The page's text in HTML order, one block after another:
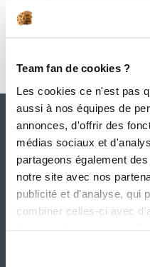
Team fan de cookies ?
Les cookies ce n'est pas
aussi à nos équipes de
annonces, d'offrir des
médias sociaux et
partageons également
notre site avec nos
publicité et d'analyse, qui
combiner celles-ci avec